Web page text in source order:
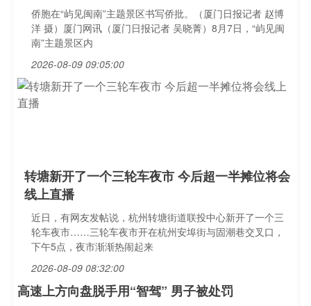
侨胞在“屿见闽南”主题景区书写侨批。（厦门日报记者 赵博
洋 摄）厦门网讯（厦门日报记者 吴晓菁）8月7日，“屿见闽
南”主题景区内
2026-08-09 09:05:00
转塘新开了一个三轮车夜市 今后超一半摊位将会
线上直播
近日，有网友发帖说，杭州转塘街道联投中心新开了一个三
轮车夜市……三轮车夜市开在杭州安埠街与固潮巷交叉口，
下午5点，夜市渐渐热闹起来
2026-08-09 08:32:00
高速上方向盘脱手用“智驾” 男子被处罚